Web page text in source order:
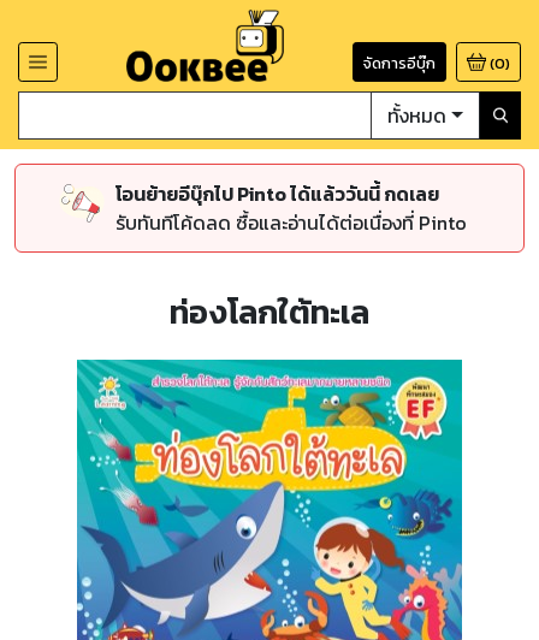
จัดการอีบุ๊ก (0)
ทั้งหมด
โอนย้ายอีบุ๊กไป Pinto ได้แล้ววันนี้ กดเลย
รับทันทีโค้ดลด ซื้อและอ่านได้ต่อเนื่องที่ Pinto
ท่องโลกใต้ทะเล